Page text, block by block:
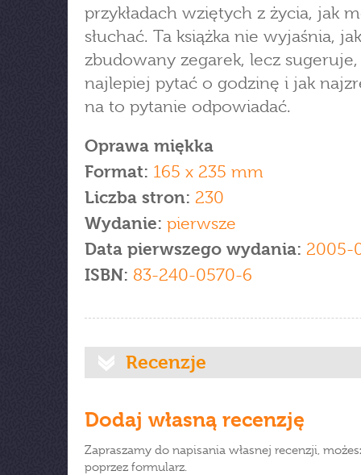
przykładach wziętych z życia, jak
słuchać. Ta książka nie wyjaśnia,
zbudowany zegarek, lecz sugeruje,
najlepiej pytać o godzinę i jak
na to pytanie odpowiadać.
Oprawa miękka
Format: 165 x 235 mm
Liczba stron: 230
Wydanie: pierwsze
Data pierwszego wydania: 2005-
ISBN: 83-240-0570-6
Recenzje
Dodaj własną recenzję
Zapraszamy do napisania własnej recenzji,
poprzez formularz.